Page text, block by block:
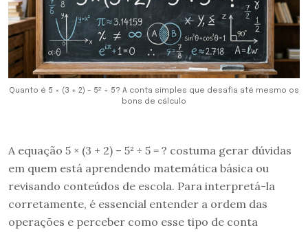
Quanto é 5 × (3 + 2) – 5² ÷ 5? A conta simples que desafia até mesmo os
bons de cálculo
A equação 5 × (3 + 2) – 5² ÷ 5 = ? costuma gerar dúvidas
em quem está aprendendo matemática básica ou
revisando conteúdos de escola. Para interpretá-la
corretamente, é essencial entender a ordem das
operações e perceber como esse tipo de conta